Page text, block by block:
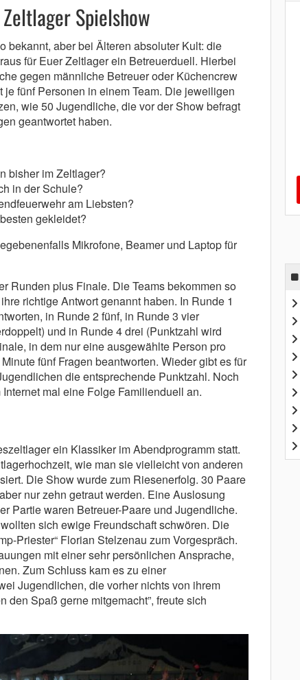
Spielshow
bekannt, aber bei Älteren absoluter Kult: die
für Euer Zeltlager ein Betreuerduell. Hierbei
gegen männliche Betreuer oder Küchencrew
fünf Personen in einem Team. Die jeweiligen
wie 50 Jugendliche, die vor der Show befragt
geantwortet haben.
bisher im Zeltlager?
in der Schule?
am Liebsten?
gekleidet?
Mikrofone, Beamer und Laptop für
Runden plus Finale. Die Teams bekommen so
richtige Antwort genannt haben. In Runde 1
in Runde 2 fünf, in Runde 3 vier
und in Runde 4 drei (Punktzahl wird
in dem nur eine ausgewählte Person pro
fünf Fragen beantworten. Wieder gibt es für
die entsprechende Punktzahl. Noch
mal eine Folge Familienduell an.
ein Klassiker im Abendprogramm statt.
wie man sie vielleicht von anderen
Die Show wurde zum Riesenerfolg. 30 Paare
nur zehn getraut werden. Eine Auslosung
Partie waren Betreuer-Paare und Jugendliche.
sich ewige Freundschaft schwören. Die
Priester“ Florian Stelzenau zum Vorgespräch.
mit einer sehr persönlichen Ansprache,
Zum Schluss kam es zu einer
Jugendlichen, die vorher nichts von ihrem
den Spaß gerne mitgemacht”, freute sich